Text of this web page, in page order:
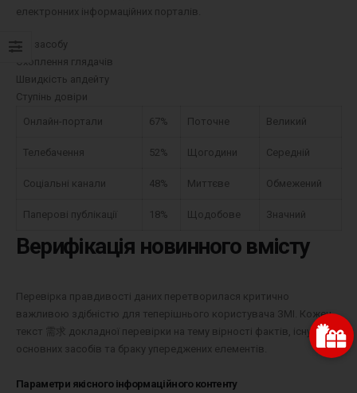
електронних інформаційних порталів.
Тип засобу
Охоплення глядачів
Швидкість апдейту
Ступінь довіри
Онлайн-портали 67% Поточне Великий
Телебачення 52% Щогодини Середній
Соціальні канали 48% Миттєве Обмежений
Паперові публікації 18% Щодобове Значний
Верифікація новинного вмісту
Перевірка правдивості даних перетворилася критично
важливою здібністю для теперішнього користувача ЗМІ. Кожен
текст 需求 докладної перевірки на тему вірності фактів, існування
основних засобів та браку упереджених елементів.
Параметри якісного інформаційного контенту